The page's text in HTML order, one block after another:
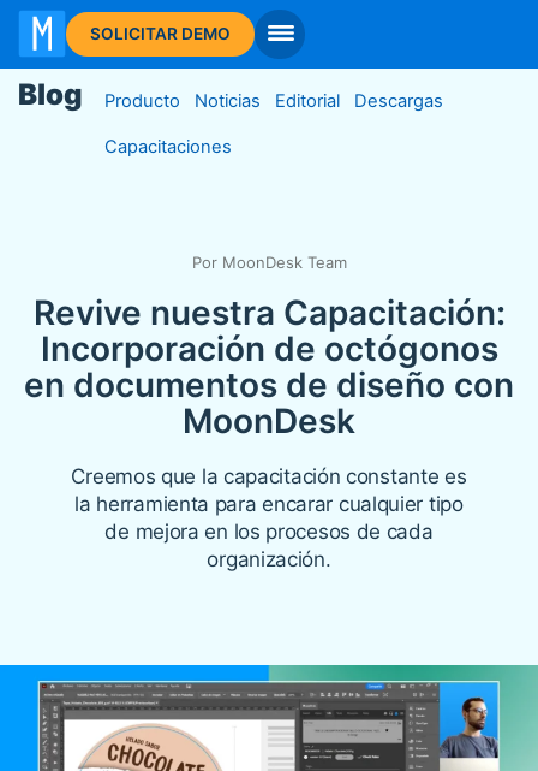
SOLICITAR DEMO
Blog Producto Noticias Editorial Descargas
Capacitaciones
Por MoonDesk Team
Revive nuestra Capacitación:
Incorporación de octógonos
en documentos de diseño con
MoonDesk
Creemos que la capacitación constante es
la herramienta para encarar cualquier tipo
de mejora en los procesos de cada
organización.